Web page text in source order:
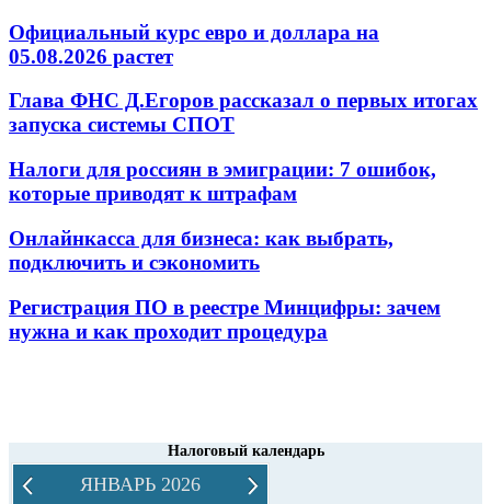
Официальный курс евро и доллара на
05.08.2026 растет
Глава ФНС Д.Егоров рассказал о первых итогах
запуска системы СПОТ
Налоги для россиян в эмиграции: 7 ошибок,
которые приводят к штрафам
Онлайнкасса для бизнеса: как выбрать,
подключить и сэкономить
Регистрация ПО в реестре Минцифры: зачем
нужна и как проходит процедура
Налоговый календарь
ЯНВАРЬ 2026